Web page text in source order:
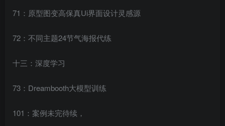
71：原型图变高保真Ui界面设计灵感源
72：不同主题24节气海报代练
十三：深度学习
73：Dreambooth大模型训练
101：案例未完待续，